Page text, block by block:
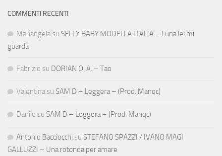
COMMENTI RECENTI
Mariangela su SELLY BABY MODELLA ITALIA – Luna lei mi
guarda
Fabrizio su DORIAN O. A. – Tao
Valentina su SAM D – Leggera – (Prod. Manqc)
Danilo su SAM D – Leggera – (Prod. Manqc)
Antonio Bacciocchi su STEFANO SPAZZI / IVANO MAGI
GALLUZZI – Una rotonda per amare